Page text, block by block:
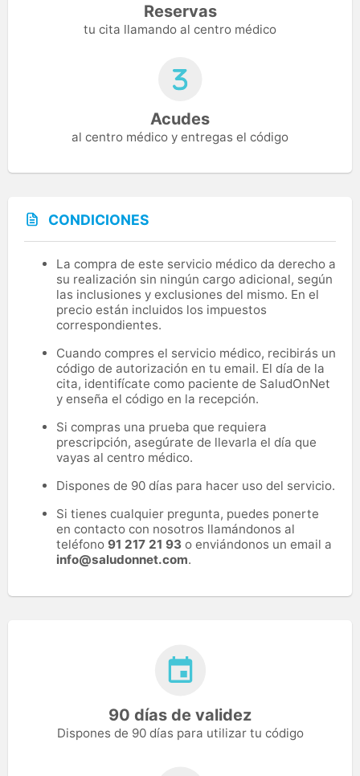
Reservas
tu cita llamando al centro médico
Acudes
al centro médico y entregas el código
CONDICIONES
La compra de este servicio médico da derecho a
su realización sin ningún cargo adicional, según
las inclusiones y exclusiones del mismo. En el
precio están incluidos los impuestos
correspondientes.
Cuando compres el servicio médico, recibirás un
código de autorización en tu email. El día de la
cita, identifícate como paciente de SaludOnNet
y enseña el código en la recepción.
Si compras una prueba que requiera
prescripción, asegúrate de llevarla el día que
vayas al centro médico.
Dispones de 90 días para hacer uso del servicio.
Si tienes cualquier pregunta, puedes ponerte
en contacto con nosotros llamándonos al
teléfono 91 217 21 93 o enviándonos un email a
info@saludonnet.com.
90 días de validez
Dispones de 90 días para utilizar tu código